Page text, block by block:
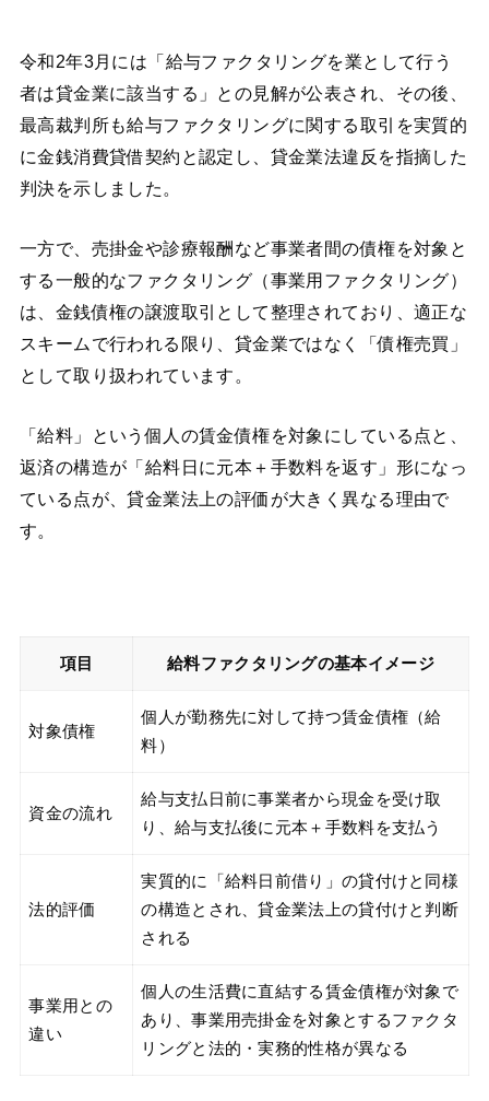
令和2年3月には「給与ファクタリングを業として行う
者は貸金業に該当する」との見解が公表され、その後、
最高裁判所も給与ファクタリングに関する取引を実質的
に金銭消費貸借契約と認定し、貸金業法違反を指摘した
判決を示しました。
一方で、売掛金や診療報酬など事業者間の債権を対象と
する一般的なファクタリング（事業用ファクタリング）
は、金銭債権の譲渡取引として整理されており、適正な
スキームで行われる限り、貸金業ではなく「債権売買」
として取り扱われています。
「給料」という個人の賃金債権を対象にしている点と、
返済の構造が「給料日に元本＋手数料を返す」形になっ
ている点が、貸金業法上の評価が大きく異なる理由で
す。
項目 給料ファクタリングの基本イメージ
対象債権
個人が勤務先に対して持つ賃金債権（給
料）
資金の流れ
給与支払日前に事業者から現金を受け取
り、給与支払後に元本＋手数料を支払う
法的評価
実質的に「給料日前借り」の貸付けと同様
の構造とされ、貸金業法上の貸付けと判断
される
事業用との
違い
個人の生活費に直結する賃金債権が対象で
あり、事業用売掛金を対象とするファクタ
リングと法的・実務的性格が異なる